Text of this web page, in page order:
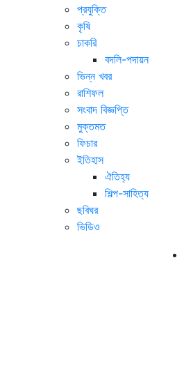
প্রযুক্তি
কৃষি
চাকরি
বদলি-পদায়ন
ভিন্ন খবর
রাশিফল
সংবাদ বিজ্ঞপ্তি
মুক্তমত
ফিচার
ইতিহাস
ঐতিহ্য
শিল্প-সাহিত্য
ছবিঘর
ভিডিও